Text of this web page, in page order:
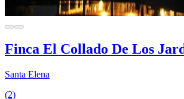
Finca El Collado De Los
Santa Elena
(2)